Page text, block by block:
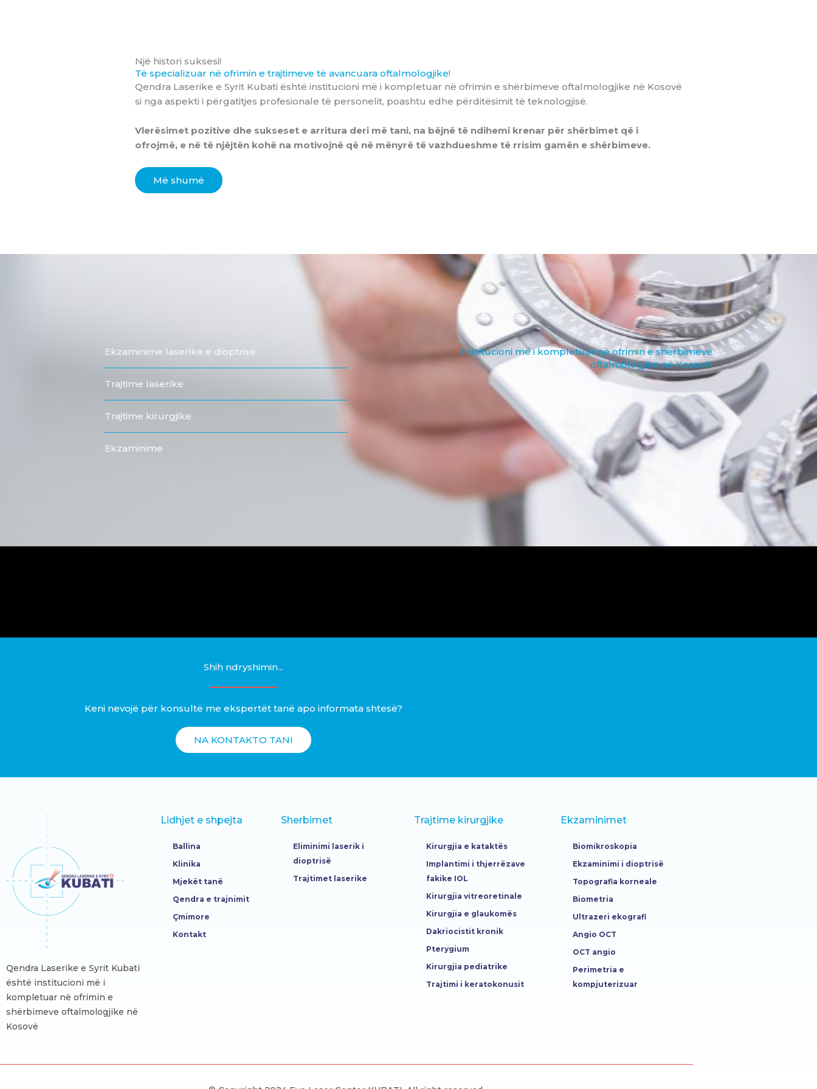
Një histori suksesi!
Të specializuar në ofrimin e trajtimeve të avancuara oftalmologjike!
Qendra Laserike e Syrit Kubati është institucioni më i kompletuar në ofrimin e shërbimeve oftalmologjike në Kosovë
si nga aspekti i përgatitjes profesionale të personelit, poashtu edhe përditësimit të teknologjisë.
Vlerësimet pozitive dhe sukseset e arritura deri më tani, na bëjnë të ndihemi krenar për shërbimet që i
ofrojmë, e në të njëjtën kohë na motivojnë që në mënyrë të vazhdueshme të rrisim gamën e shërbimeve.
Më shumë
Ekzaminime laserike e dioptrisë
Trajtime laserike
Trajtime kirurgjike
Ekzaminime
Institucioni më i kompletuar në ofrimin e shërbimeve
oftalmologjike në Kosovë!
Shih ndryshimin...
Keni nevojë për konsultë me ekspertët tanë apo informata shtesë?
NA KONTAKTO TANI
Qendra Laserike e Syrit Kubati
është institucioni më i
kompletuar në ofrimin e
shërbimeve oftalmologjike në
Kosovë
Lidhjet e shpejta
Ballina
Klinika
Mjekët tanë
Qendra e trajnimit
Çmimore
Kontakt
Sherbimet
Eliminimi laserik i
dioptrisë
Trajtimet laserike
Trajtime kirurgjike
Kirurgjia e kataktës
Implantimi i thjerrëzave
fakike IOL
Kirurgjia vitreoretinale
Kirurgjia e glaukomës
Dakriocistit kronik
Pterygium
Kirurgjia pediatrike
Trajtimi i keratokonusit
Ekzaminimet
Biomikroskopia
Ekzaminimi i dioptrisë
Topografia korneale
Biometria
Ultrazeri ekografi
Angio OCT
OCT angio
Perimetria e
kompjuterizuar